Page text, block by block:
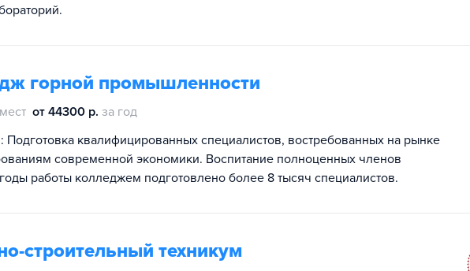
горной промышленности
от 44300 р. за год
квалифицированных специалистов, востребованных на рынке
современной экономики. Воспитание полноценных членов
работы колледжем подготовлено более 8 тысяч специалистов.
строительный техникум